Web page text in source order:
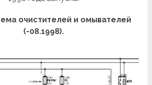
очистителей и омывателей
(-08.1998).